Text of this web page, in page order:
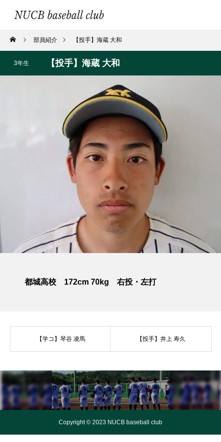
部員紹介 【投手】海蔵 大和
3年生 【投手】海蔵 大和
都城高校 172cm 70kg 右投・左打
【学コ】琴谷 凌馬 【投手】井上 寿久
Copyright © 2023 NUCB baseball club